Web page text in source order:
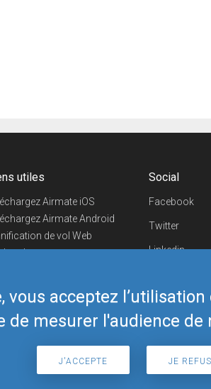
acceptez
de mesurer l'audience de
J'ACCEPTE JE
utiles
Airmate iOS
Airmate Android
de vol Web
Airmate
Social
Facebook
Twitter
Linkedin
Telegram